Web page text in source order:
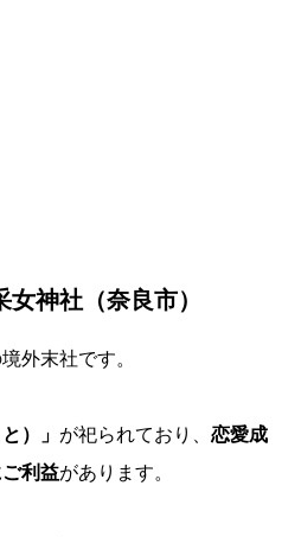
神社（奈良市）
外末社です。
）」 が祀られており、 恋愛成
利益があります。